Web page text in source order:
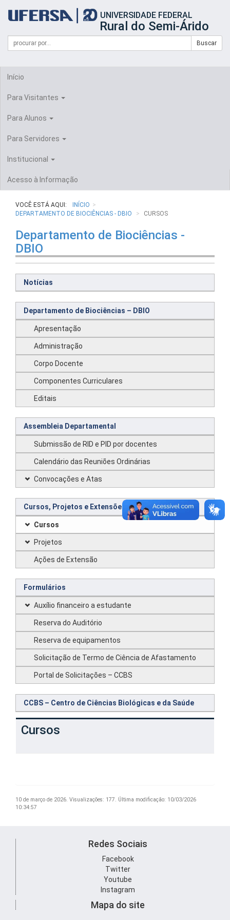
portal
UFERSA
UNIVERSIDADE FEDERAL
Rural do Semi-Árido
Formulário
Busca
Campo
de
Buscar
Início
Para Visitantes
Para Alunos
Para Servidores
Institucional
Acesso à Informação
VOCÊ ESTÁ AQUI:
INÍCIO
DEPARTAMENTO DE BIOCIÊNCIAS - DBIO
CURSOS
Departamento de Biociências -
DBIO
Notícias
Departamento de Biociências – DBIO
Apresentação
Administração
Corpo Docente
Componentes Curriculares
Editais
Assembleia Departamental
Submissão de RID e PID por docentes
Calendário das Reuniões Ordinárias
Convocações e Atas
Cursos, Projetos e Extensões
Cursos
Projetos
Ações de Extensão
Formulários
Auxílio financeiro a estudante
Reserva do Auditório
Reserva de equipamentos
Solicitação de Termo de Ciência de Afastamento
Portal de Solicitações – CCBS
CCBS – Centro de Ciências Biológicas e da Saúde
Cursos
10 de março de 2026. Visualizações: 177. Última modificação: 10/03/2026
10:34:57
Redes Sociais
Facebook
Twitter
Youtube
Instagram
Mapa do site